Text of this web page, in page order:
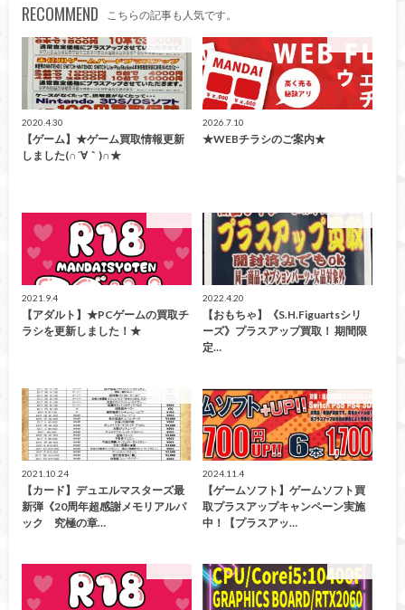
RECOMMEND こちらの記事も人気です。
2020.4.30
【ゲーム】★ゲーム買取情報更新
しました(∩´∀｀)∩★
2026.7.10
★WEBチラシのご案内★
2021.9.4
【アダルト】★PCゲームの買取チ
ラシを更新しました！★
2022.4.20
【おもちゃ】《S.H.Figuartsシリ
ーズ》プラスアップ買取！ 期間限
定…
2021.10.24
【カード】デュエルマスターズ最
新弾《20周年超感謝メモリアルパ
ック 究極の章…
2024.11.4
【ゲームソフト】ゲームソフト買
取プラスアップキャンペーン実施
中！【プラスアッ…